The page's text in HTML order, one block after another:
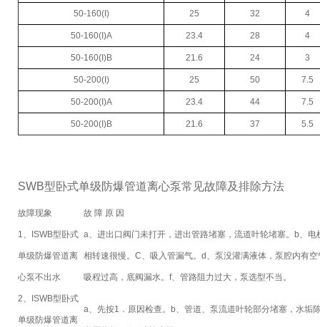
50-160(I) 25 32 4
50-160(I)A 23.4 28 4
50-160(I)B 21.6 24 3
50-200(I) 25 50 7.5
50-200(I)A 23.4 44 7.5
50-200(I)B 21.6 37 5.5
SWB型卧式单级防爆管道离心泵常见故障及排除方法
故障现象 故 障 原 因
1、ISWB型卧式
单级防爆管道离
心泵不出水
a、进出口阀门未打开，进出管路堵塞，流道叶轮堵塞。 b、电
相转速很慢。 C、吸入管漏气。 d、泵没灌满液体，泵腔内有空
吸程过高，底阀漏水。 f、管路阻力过大，泵选型不当。
2、ISWB型卧式
单级防爆管道离
a、先按1．原因检查。 b、管道、泵流道叶轮部分堵塞，水垢